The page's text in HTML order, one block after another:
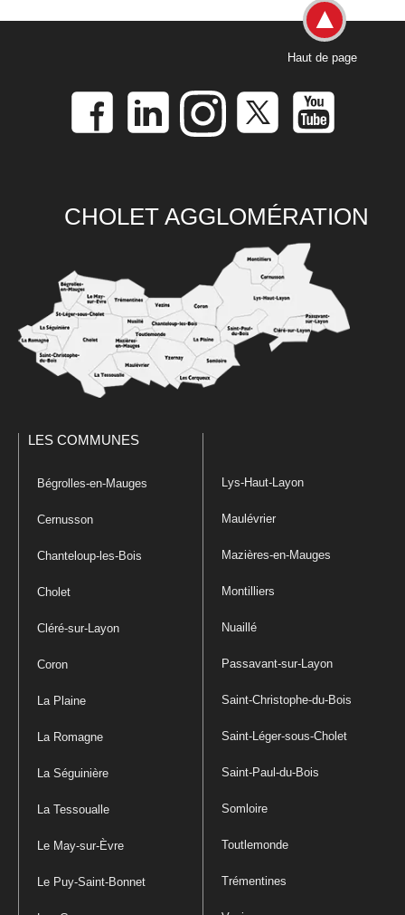
Haut de page
CHOLET AGGLOMÉRATION
LES COMMUNES
Bégrolles-en-Mauges
Cernusson
Chanteloup-les-Bois
Cholet
Cléré-sur-Layon
Coron
La Plaine
La Romagne
La Séguinière
La Tessoualle
Le May-sur-Èvre
Le Puy-Saint-Bonnet
Lys-Haut-Layon
Maulévrier
Mazières-en-Mauges
Montilliers
Nuaillé
Passavant-sur-Layon
Saint-Christophe-du-Bois
Saint-Léger-sous-Cholet
Saint-Paul-du-Bois
Somloire
Toutlemonde
Trémentines